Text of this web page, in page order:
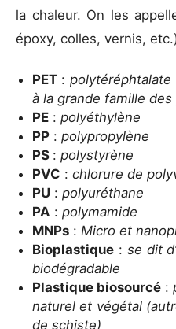
la chaleur. On les
époxy, colles, vernis,
PET : polytéréphtalate
à la grande famille
PE : polyéthylène
PP : polypropylène
PS : polystyrène
PVC : chlorure de
PU : polyuréthane
PA : polymamide
MNPs : Micro et
Bioplastique : se dit
biodégradable
Plastique biosourcé :
naturel et végétal
de schiste)